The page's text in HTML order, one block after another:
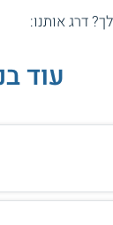
דרג אותנו:
עוד